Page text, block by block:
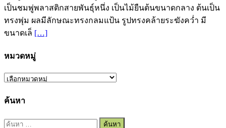
เป็นชมพู่พลาสติกสายพันธุ์หนึ่ง เป็นไม้ยืนต้นขนาดกลาง ต้นเป็น
ทรงพุ่ม ผลมีลักษณะทรงกลมแป้น รูปทรงคล้ายระฆังคว่ำ มี
ขนาดเล็ […]
หมวดหมู่
หมวด
ค้นหา
ค้นหา